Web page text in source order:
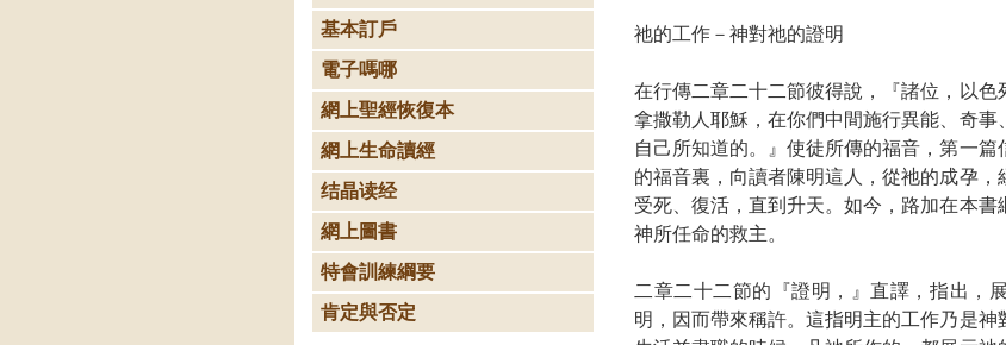
祂的工作－神對祂的證明
在行傳二章二十二節彼得說，『諸位，以
拿撒勒人耶穌，在你們中間施行異能、奇事
自己所知道的。』使徒所傳的福音，第一
的福音裏，向讀者陳明這人，從祂的成孕，
受死、復活，直到升天。如今，路加在本
神所任命的救主。
二章二十二節的『證明，』直譯，指出，
明，因而帶來稱許。這指明主的工作乃是
基本訂戶
電子嗎哪
網上聖經恢復本
網上生命讀經
结晶读经
網上圖書
特會訓練綱要
肯定與否定